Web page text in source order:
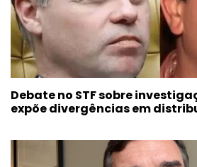
Debate no STF sobre
expõe divergências em